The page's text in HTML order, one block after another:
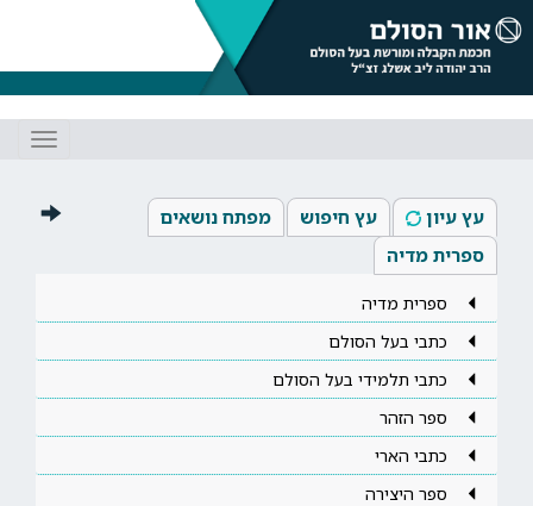
עץ עיון עץ חיפוש
מפתח נושאים
ספרית מדיה
ספרית מדיה
כתבי בעל הסולם
כתבי תלמידי בעל הסולם
ספר הזהר
כתבי הארי
ספר היצירה